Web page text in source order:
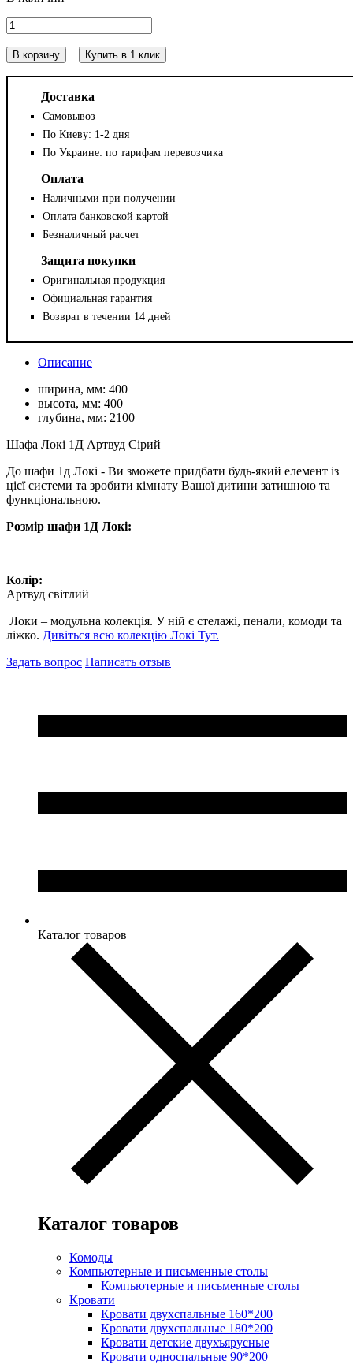
В корзину Купить в 1 клик
Доставка
Самовывоз
По Киеву: 1-2 дня
По Украине: по тарифам перевозчика
Оплата
Наличными при получении
Оплата банковской картой
Безналичный расчет
Защита покупки
Оригинальная продукция
Официальная гарантия
Возврат в течении 14 дней
Описание
ширина, мм: 400
высота, мм: 400
глубина, мм: 2100
Шафа Локі 1Д Артвуд Сірий
До шафи 1д Локі - Ви зможете придбати будь-який елемент із
цієї системи та зробити кімнату Вашої дитини затишною та
функціональною.
Розмір шафи 1Д Локі:
Колір:
Артвуд світлий
Локи – модульна колекція. У ній є стелажі, пенали, комоди та
ліжко. Дивіться всю колекцію Локі Тут.
Задать вопрос Написать отзыв
Каталог товаров
Каталог товаров
Комоды
Компьютерные и письменные столы
Компьютерные и письменные столы
Кровати
Кровати двухспальные 160*200
Кровати двухспальные 180*200
Кровати детские двухъярусные
Кровати односпальные 90*200